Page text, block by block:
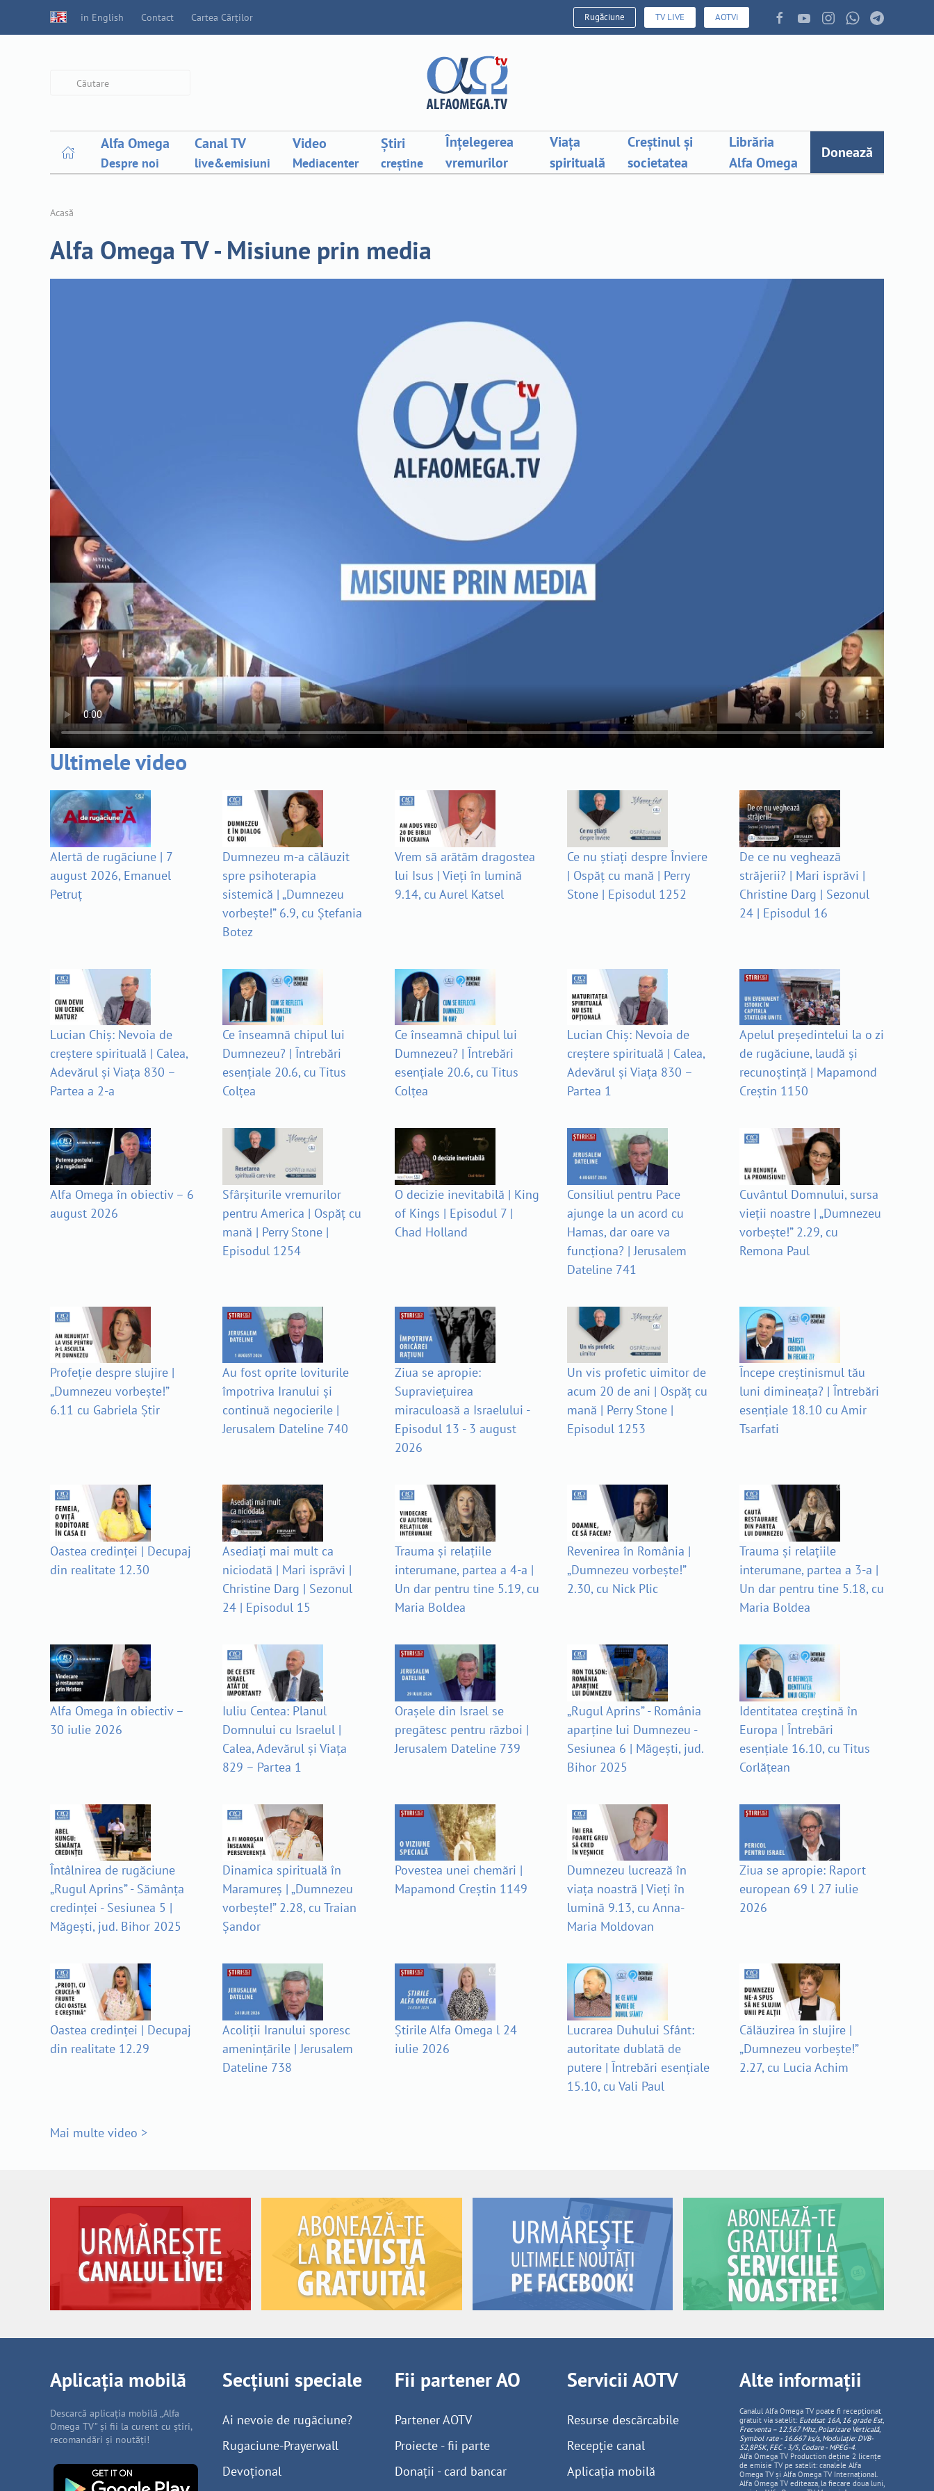
in English Contact Cartea Cărților Rugăciune TV LIVE AOTVi
Alfa Omega
Despre noi
Canal TV
live&emisiuni
Video
Mediacenter
Știri
creștine
Înțelegerea
vremurilor
Viața
spirituală
Creștinul și
societatea
Librăria
Alfa Omega
Donează
Acasă
Alfa Omega TV - Misiune prin media
Ultimele video
Alertă de rugăciune | 7
august 2026, Emanuel
Petruț
Dumnezeu m-a călăuzit
spre psihoterapia
sistemică | „Dumnezeu
vorbește!” 6.9, cu Ștefania
Botez
Vrem să arătăm dragostea
lui Isus | Vieți în lumină
9.14, cu Aurel Katsel
Ce nu știați despre Înviere
| Ospăț cu mană | Perry
Stone | Episodul 1252
De ce nu veghează
străjerii? | Mari isprăvi |
Christine Darg | Sezonul
24 | Episodul 16
Lucian Chiș: Nevoia de
creștere spirituală | Calea,
Adevărul și Viața 830 –
Partea a 2-a
Ce înseamnă chipul lui
Dumnezeu? | Întrebări
esențiale 20.6, cu Titus
Colțea
Ce înseamnă chipul lui
Dumnezeu? | Întrebări
esențiale 20.6, cu Titus
Colțea
Lucian Chiș: Nevoia de
creștere spirituală | Calea,
Adevărul și Viața 830 –
Partea 1
Apelul președintelui la o zi
de rugăciune, laudă și
recunoștință | Mapamond
Creștin 1150
Alfa Omega în obiectiv – 6
august 2026
Sfârșiturile vremurilor
pentru America | Ospăț cu
mană | Perry Stone |
Episodul 1254
O decizie inevitabilă | King
of Kings | Episodul 7 |
Chad Holland
Consiliul pentru Pace
ajunge la un acord cu
Hamas, dar oare va
funcționa? | Jerusalem
Dateline 741
Cuvântul Domnului, sursa
vieții noastre | „Dumnezeu
vorbește!” 2.29, cu
Remona Paul
Profeție despre slujire |
„Dumnezeu vorbește!”
6.11 cu Gabriela Știr
Au fost oprite loviturile
împotriva Iranului și
continuă negocierile |
Jerusalem Dateline 740
Ziua se apropie:
Supraviețuirea
miraculoasă a Israelului -
Episodul 13 - 3 august
2026
Un vis profetic uimitor de
acum 20 de ani | Ospăț cu
mană | Perry Stone |
Episodul 1253
Începe creștinismul tău
luni dimineața? | Întrebări
esențiale 18.10 cu Amir
Tsarfati
Oastea credinței | Decupaj
din realitate 12.30
Asediați mai mult ca
niciodată | Mari isprăvi |
Christine Darg | Sezonul
24 | Episodul 15
Trauma și relațiile
interumane, partea a 4-a |
Un dar pentru tine 5.19, cu
Maria Boldea
Revenirea în România |
„Dumnezeu vorbește!”
2.30, cu Nick Plic
Trauma și relațiile
interumane, partea a 3-a |
Un dar pentru tine 5.18, cu
Maria Boldea
Alfa Omega în obiectiv –
30 iulie 2026
Iuliu Centea: Planul
Domnului cu Israelul |
Calea, Adevărul și Viața
829 – Partea 1
Orașele din Israel se
pregătesc pentru război |
Jerusalem Dateline 739
„Rugul Aprins” - România
aparține lui Dumnezeu -
Sesiunea 6 | Măgești, jud.
Bihor 2025
Identitatea creștină în
Europa | Întrebări
esențiale 16.10, cu Titus
Corlățean
Întâlnirea de rugăciune
„Rugul Aprins” - Sămânța
credinței - Sesiunea 5 |
Măgești, jud. Bihor 2025
Dinamica spirituală în
Maramureș | „Dumnezeu
vorbește!” 2.28, cu Traian
Șandor
Povestea unei chemări |
Mapamond Creștin 1149
Dumnezeu lucrează în
viața noastră | Vieți în
lumină 9.13, cu Anna-
Maria Moldovan
Ziua se apropie: Raport
european 69 l 27 iulie
2026
Oastea credinței | Decupaj
din realitate 12.29
Acoliții Iranului sporesc
amenințările | Jerusalem
Dateline 738
Știrile Alfa Omega l 24
iulie 2026
Lucrarea Duhului Sfânt:
autoritate dublată de
putere | Întrebări esențiale
15.10, cu Vali Paul
Călăuzirea în slujire |
„Dumnezeu vorbește!”
2.27, cu Lucia Achim
Mai multe video >
Aplicația mobilă
Descarcă aplicația mobilă „Alfa
Omega TV” și fii la curent cu știri,
recomandări și noutăți!
Secțiuni speciale
Ai nevoie de rugăciune?
Rugaciune-Prayerwall
Devoțional
Fii partener AO
Partener AOTV
Proiecte - fii parte
Donații - card bancar
Servicii AOTV
Resurse descărcabile
Recepție canal
Aplicația mobilă
Alte informații
Canalul Alfa Omega TV poate fi recepționat
gratuit via satelit: Eutelsat 16A, 16 grade Est,
Frecventa – 12.567 Mhz, PolarizareVerticală,
Symbol rate - 16.667 ks/s, Modulație: DVB-
S2,8PSK, FEC - 3/5, Codare - MPEG-4.
Alfa Omega TV Production deține 2 licențe
de emisie TV pe satelit: canalele Alfa
Omega TV și Alfa Omega TV Internațional.
Alfa Omega TV editeaza, la fiecare doua luni,